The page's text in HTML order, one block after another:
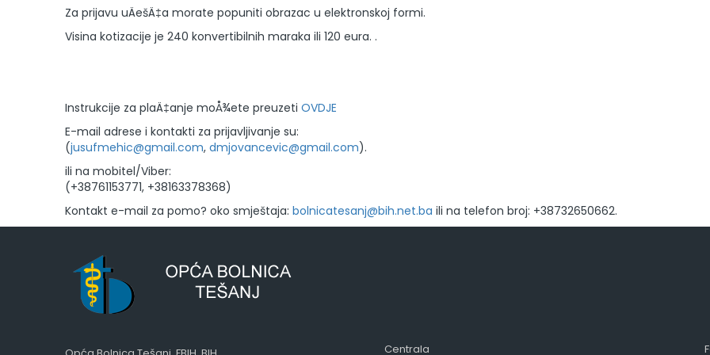
Za prijavu uÄešÄ‡a morate popuniti obrazac u elektronskoj formi.
Visina kotizacije je 240 konvertibilnih maraka ili 120 eura. .
Instrukcije za plaÄ‡anje moÅ¾ete preuzeti OVDJE
E-mail adrese i kontakti za prijavljivanje su:
(jusufmehic@gmail.com, dmjovancevic@gmail.com).
ili na mobitel/Viber:
(+38761153771, +38163378368)
Kontakt e-mail za pomo? oko smještaja: bolnicatesanj@bih.net.ba ili na telefon broj: +38732650662.
Centrala